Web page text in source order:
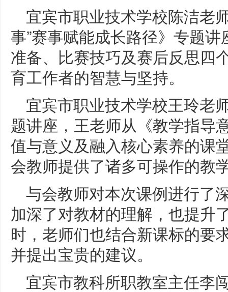
宜宾市职业技术学校陈洁老
事”赛事赋能成长路径》专题
准备、比赛技巧及赛后反思四
育工作者的智慧与坚持。
宜宾市职业技术学校王玲老
题讲座，王老师从《教学指导
值与意义及融入核心素养的课
会教师提供了诸多可操作的教
与会教师对本次课例进行了
加深了对教材的理解，也提升
时，老师们也结合新课标的要
并提出宝贵的建议。
宜宾市教科所职教室主任李